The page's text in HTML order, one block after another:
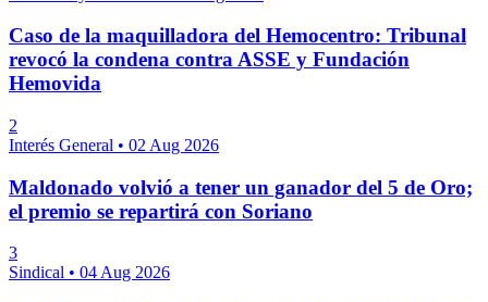
Caso de la maquilladora del Hemocentro: Tribunal
revocó la condena contra ASSE y Fundación
Hemovida
2
Interés General • 02 Aug 2026
Maldonado volvió a tener un ganador del 5 de Oro;
el premio se repartirá con Soriano
3
Sindical • 04 Aug 2026